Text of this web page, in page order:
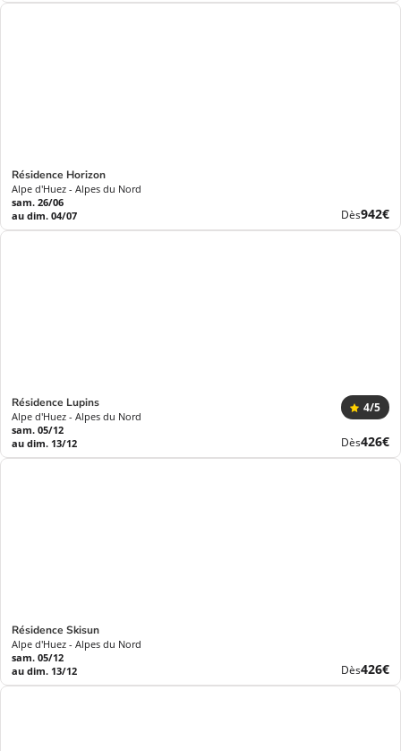
Résidence Horizon
Alpe d'Huez - Alpes du Nord
sam. 26/06
au dim. 04/07
Dès
prix
942€
Résidence Lupins
Alpe d'Huez - Alpes du Nord
4/5
sam. 05/12
au dim. 13/12
Dès
prix
426€
Résidence Skisun
Alpe d'Huez - Alpes du Nord
sam. 05/12
au dim. 13/12
Dès
prix
426€